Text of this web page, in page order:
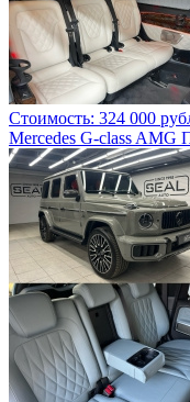
Стоимость: 324 000
Mercedes G-class AMG